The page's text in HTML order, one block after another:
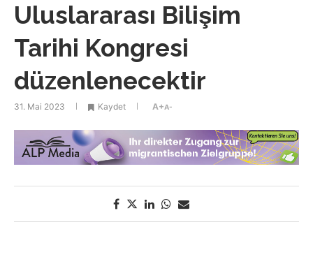
Uluslararası Bilişim
Tarihi Kongresi
düzenlenecektir
31. Mai 2023 Kaydet A+A-